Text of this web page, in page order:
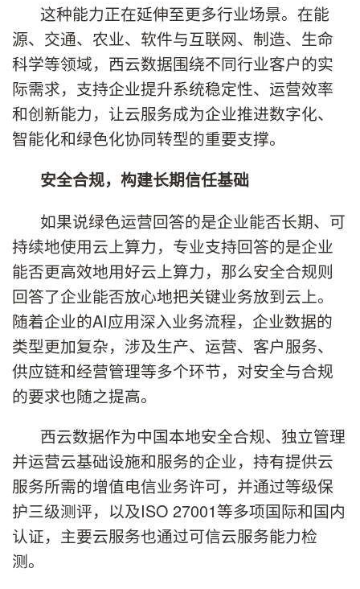
这种能力正在延伸至更多行业场景。在能
源、交通、农业、软件与互联网、制造、生命
科学等领域，西云数据围绕不同行业客户的实
际需求，支持企业提升系统稳定性、运营效率
和创新能力，让云服务成为企业推进数字化、
智能化和绿色化协同转型的重要支撑。
安全合规，构建长期信任基础
如果说绿色运营回答的是企业能否长期、可
持续地使用云上算力，专业支持回答的是企业
能否更高效地用好云上算力，那么安全合规则
回答了企业能否放心地把关键业务放到云上。
随着企业的AI应用深入业务流程，企业数据的
类型更加复杂，涉及生产、运营、客户服务、
供应链和经营管理等多个环节，对安全与合规
的要求也随之提高。
西云数据作为中国本地安全合规、独立管理
并运营云基础设施和服务的企业，持有提供云
服务所需的增值电信业务许可，并通过等级保
护三级测评，以及ISO 27001等多项国际和国内
认证，主要云服务也通过可信云服务能力检
测。